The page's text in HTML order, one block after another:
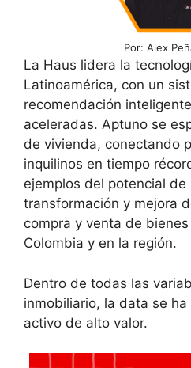
Por: Alex
La Haus lidera la
Latinoamérica, con un
recomendación
aceleradas. Aptuno se
de vivienda, conectando
inquilinos en tiempo
ejemplos del potencial de
transformación y mejora
compra y venta de
Colombia y en la región.
Dentro de todas las
inmobiliario, la data se
activo de alto valor.